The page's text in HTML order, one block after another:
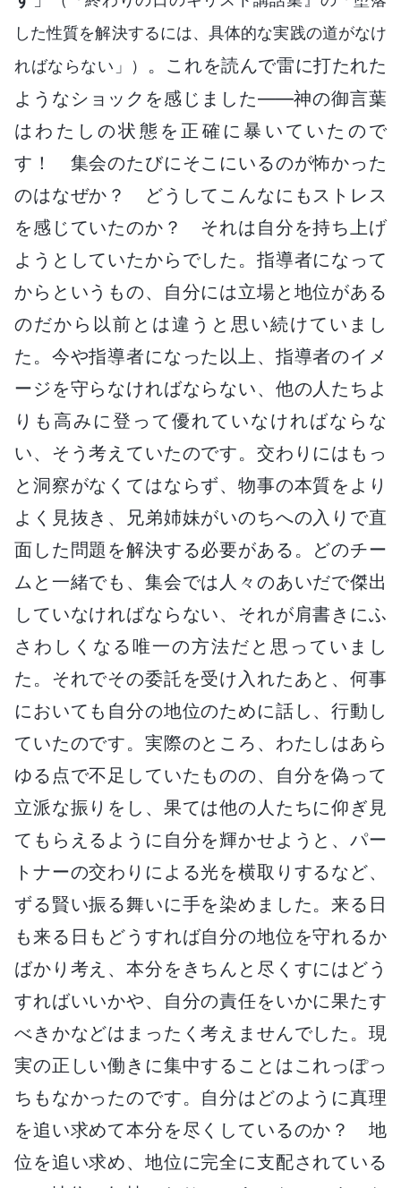
した性質を解決するには、具体的な実践の道がなけ
ればならない」）
。これを読んで雷に打たれた
ようなショックを感じました――神の御言葉
はわたしの状態を正確に暴いていたので
す！ 集会のたびにそこにいるのが怖かった
のはなぜか？ どうしてこんなにもストレス
を感じていたのか？ それは自分を持ち上げ
ようとしていたからでした。指導者になって
からというもの、自分には立場と地位がある
のだから以前とは違うと思い続けていまし
た。今や指導者になった以上、指導者のイメ
ージを守らなければならない、他の人たちよ
りも高みに登って優れていなければならな
い、そう考えていたのです。交わりにはもっ
と洞察がなくてはならず、物事の本質をより
よく見抜き、兄弟姉妹がいのちへの入りで直
面した問題を解決する必要がある。どのチー
ムと一緒でも、集会では人々のあいだで傑出
していなければならない、それが肩書きにふ
さわしくなる唯一の方法だと思っていまし
た。それでその委託を受け入れたあと、何事
においても自分の地位のために話し、行動し
ていたのです。実際のところ、わたしはあら
ゆる点で不足していたものの、自分を偽って
立派な振りをし、果ては他の人たちに仰ぎ見
てもらえるように自分を輝かせようと、パー
トナーの交わりによる光を横取りするなど、
ずる賢い振る舞いに手を染めました。来る日
も来る日もどうすれば自分の地位を守れるか
ばかり考え、本分をきちんと尽くすにはどう
すればいいかや、自分の責任をいかに果たす
べきかなどはまったく考えませんでした。現
実の正しい働きに集中することはこれっぽっ
ちもなかったのです。自分はどのように真理
を追い求めて本分を尽くしているのか？ 地
位を追い求め、地位に完全に支配されている